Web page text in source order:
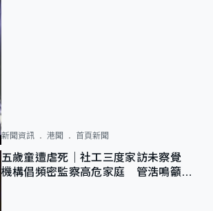
新聞資訊 港聞 首頁新聞
五歲童遭虐死｜社工三度家訪未察覺
機構倡頻密監察高危家庭 管浩鳴籲加